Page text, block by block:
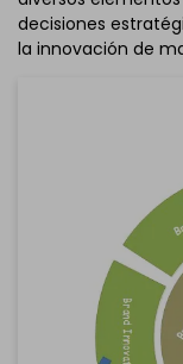
decisiones
la innovación de